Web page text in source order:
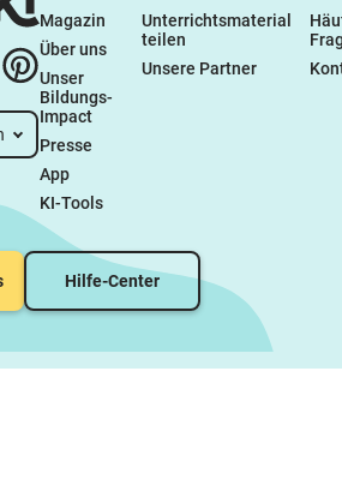
Magazin
Über uns
Unser
Bildungs-
Impact
Presse
App
KI-Tools
Unterrichtsmaterial
teilen
Unsere Partner
Hilfe-Center